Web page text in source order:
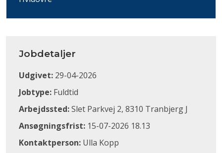
Jobdetaljer
Udgivet: 29-04-2026
Jobtype: Fuldtid
Arbejdssted:Slet Parkvej 2, 8310 Tranbjerg J
Ansøgningsfrist: 15-07-2026 18.13
Kontaktperson: Ulla Kopp